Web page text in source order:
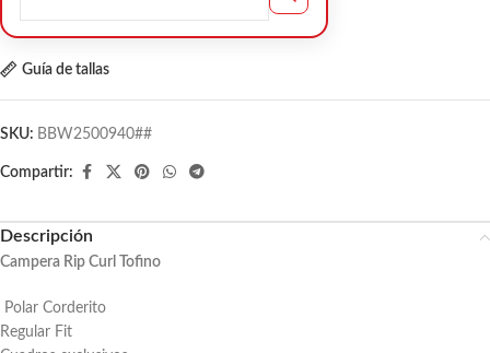
Guía de tallas
SKU: BBW2500940##
Compartir:
Descripción
Campera Rip Curl Tofino
Polar Corderito
Regular Fit